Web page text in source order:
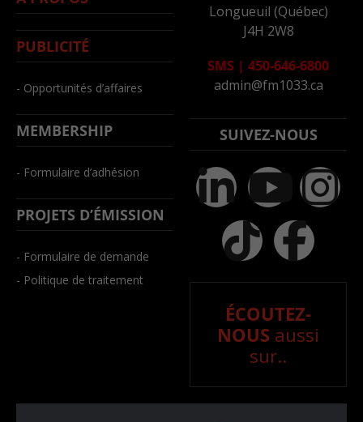
PUBLICITÉ
- Opportunités d’affaires
MEMBERSHIP
- Formulaire d’adhésion
PROJETS D’ÉMISSION
- Formulaire de demande
- Politique de traitement
Longueuil (Québec)
J4H 2W8
SMS | 450-646-6800
admin@fm1033.ca
SUIVEZ-NOUS
ÉCOUTEZ-
NOUS aussi
sur..